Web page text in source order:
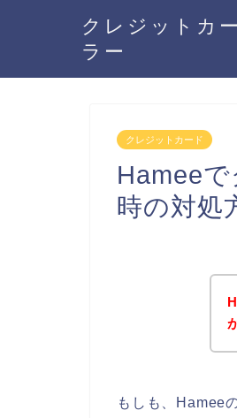
クレジットカ
ラー
クレジットカード
Hamee
時の対処
もしも、Hamee